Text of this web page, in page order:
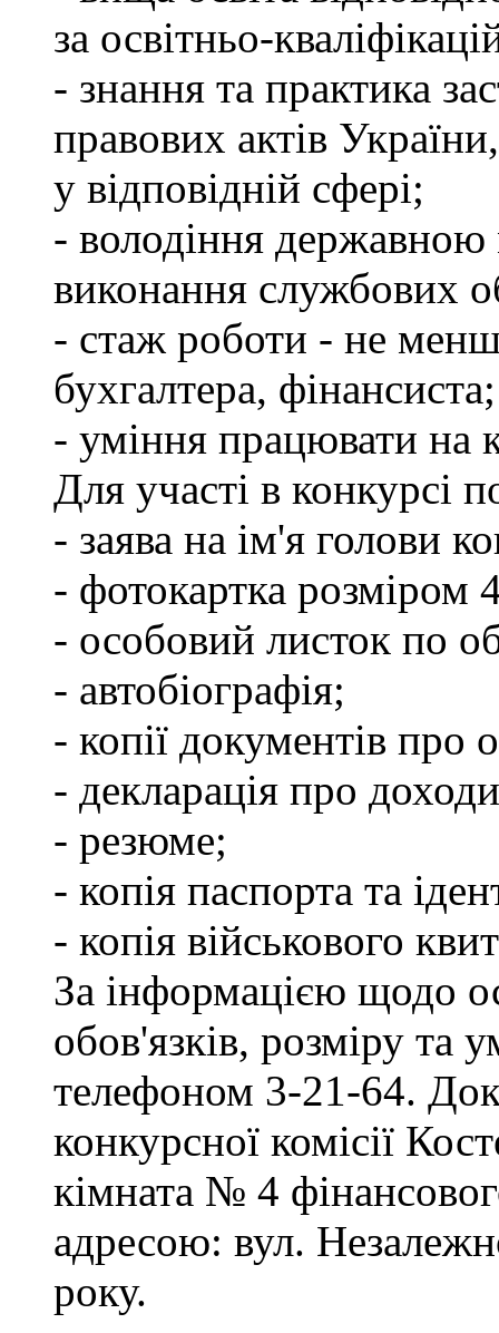
за освітньо-
- знання та практика
правових актів
у відповідній сфері;
- володіння державною
виконання службових
- стаж роботи - не
бухгалтера, фінансиста;
- уміння працювати на
Для участі в конкурсі
- заява на ім'я голови
- фотокартка розміром
- особовий листок по
- автобіографія;
- копії документів про
- декларація про
- резюме;
- копія паспорта та
- копія військового
За інформацією щодо
обов'язків, розміру та
телефоном 3-21-64.
конкурсної комісії
кімната № 4
адресою: вул.
року.